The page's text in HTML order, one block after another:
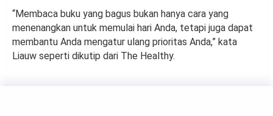
“Membaca buku yang bagus bukan hanya cara yang
menenangkan untuk memulai hari Anda, tetapi juga dapat
membantu Anda mengatur ulang prioritas Anda,” kata
Liauw seperti dikutip dari The Healthy.